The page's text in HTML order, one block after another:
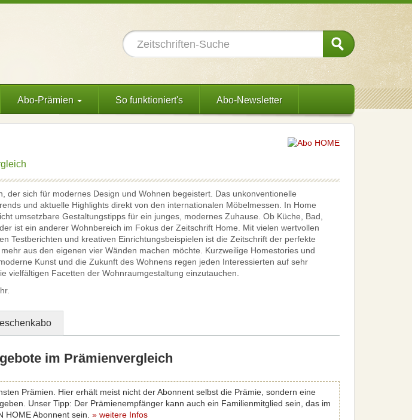
Abo-Prämien So funktioniert's Abo-Newsletter
der sich für modernes Design und Wohnen begeistert. Das unkonventionelle
und aktuelle Highlights direkt von den internationalen Möbelmessen. In Home
umsetzbare Gestaltungstipps für ein junges, modernes Zuhause. Ob Küche, Bad,
ist ein anderer Wohnbereich im Fokus der Zeitschrift Home. Mit vielen wertvollen
Testberichten und kreativen Einrichtungsbeispielen ist die Zeitschrift der perfekte
aus den eigenen vier Wänden machen möchte. Kurzweilige Homestories und
Kunst und die Zukunft des Wohnens regen jeden Interessierten auf sehr
vielfältigen Facetten der Wohnraumgestaltung einzutauchen.
im Prämienvergleich
Prämien. Hier erhält meist nicht der Abonnent selbst die Prämie, sondern eine
Unser Tipp: Der Prämienempfänger kann auch ein Familienmitglied sein, das im
HOME Abonnent sein. » weitere Infos